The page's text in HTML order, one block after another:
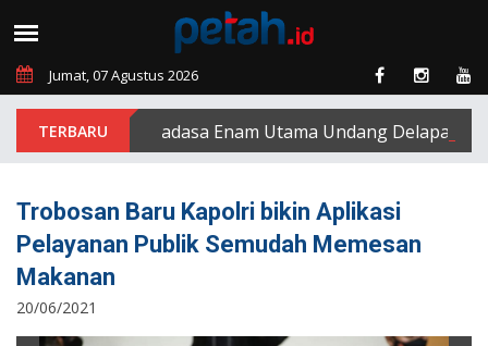
Jumat, 07 Agustus 2026
PT Padasa Enam Utama Undang Delapan
Trobosan Baru Kapolri bikin Aplikasi
Pelayanan Publik Semudah Memesan
Makanan
20/06/2021